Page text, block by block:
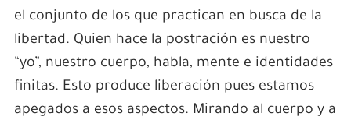
el conjunto de los que practican en busca de la
libertad. Quien hace la postración es nuestro
“yo”, nuestro cuerpo, habla, mente e identidades
finitas. Esto produce liberación pues estamos
apegados a esos aspectos. Mirando al cuerpo y a